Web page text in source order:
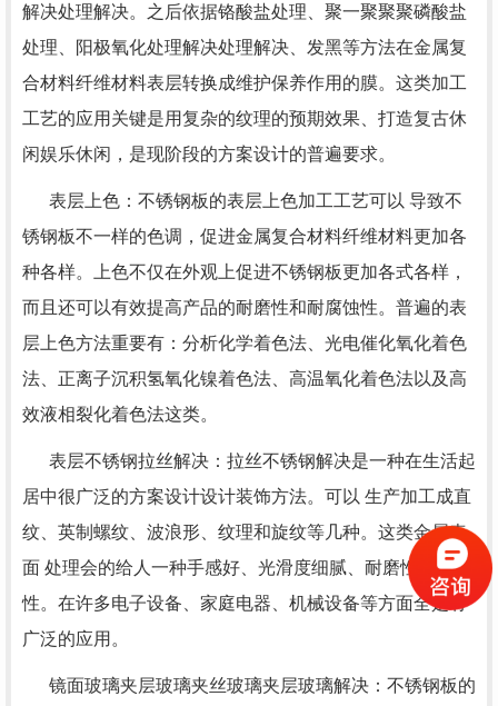
解决处理解决。之后依据铬酸盐处理、聚一聚聚聚磷酸盐
处理、阳极氧化处理解决处理解决、发黑等方法在金属复
合材料纤维材料表层转换成维护保养作用的膜。这类加工
工艺的应用关键是用复杂的纹理的预期效果、打造复古休
闲娱乐休闲，是现阶段的方案设计的普遍要求。
表层上色：不锈钢板的表层上色加工工艺可以 导致不
锈钢板不一样的色调，促进金属复合材料纤维材料更加各
种各样。上色不仅在外观上促进不锈钢板更加各式各样，
而且还可以有效提高产品的耐磨性和耐腐蚀性。普遍的表
层上色方法重要有：分析化学着色法、光电催化氧化着色
法、正离子沉积氢氧化镍着色法、高温氧化着色法以及高
效液相裂化着色法这类。
表层不锈钢拉丝解决：拉丝不锈钢解决是一种在生活起
居中很广泛的方案设计设计装饰方法。可以 生产加工成直
纹、英制螺纹、波浪形、纹理和旋纹等几种。这类金属表
面 处理会的给人一种手感好、光滑度细腻、耐磨性强等特
性。在许多电子设备、家庭电器、机械设备等方面全是有
广泛的应用。
镜面玻璃夹层玻璃夹丝玻璃夹层玻璃解决：不锈钢板的